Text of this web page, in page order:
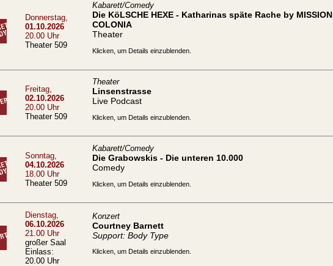
Donnerstag,
01.10.2026
20.00 Uhr
Theater 509
Kabarett/Comedy
Die KöLSCHE HEXE - Katharinas späte Rache by MISSION
COLONIA
Theater
Klicken, um Details einzublenden.
Freitag,
02.10.2026
20.00 Uhr
Theater 509
Theater
Linsenstrasse
Live Podcast
Klicken, um Details einzublenden.
Sonntag,
04.10.2026
18.00 Uhr
Theater 509
Kabarett/Comedy
Die Grabowskis - Die unteren 10.000
Comedy
Klicken, um Details einzublenden.
Dienstag,
06.10.2026
21.00 Uhr
großer Saal
Einlass:
20.00 Uhr
Konzert
Courtney Barnett
Support: Body Type
Klicken, um Details einzublenden.